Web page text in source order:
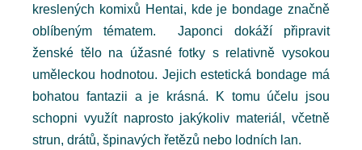
kreslených komixů Hentai, kde je bondage značně
oblíbeným tématem. Japonci dokáží připravit
ženské tělo na úžasné fotky s relativně vysokou
uměleckou hodnotou. Jejich estetická bondage má
bohatou fantazii a je krásná. K tomu účelu jsou
schopni využít naprosto jakýkoliv materiál, včetně
strun, drátů, špinavých řetězů nebo lodních lan.